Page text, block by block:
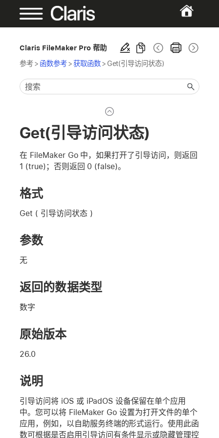
Claris FileMaker Pro 帮助
参考> 函数参考>获取函数 > Get(引导访问状态)
Get(引导访问状态)
在 FileMaker Go 中，如果打开了引导访问，则返回
1 (true)；否则返回 0 (false)。
格式
Get ( 引导访问状态 )
参数
无
返回的数据类型
数字
原始版本
26.0
说明
引导访问将 iOS 或 iPadOS 设备保留在单个应用
中。您可以将 FileMaker Go 设置为打开文件的单个
应用，例如，以自助服务终端的形式运行。使用此函
数可根据是否启用引导访问有条件显示或隐藏管理控